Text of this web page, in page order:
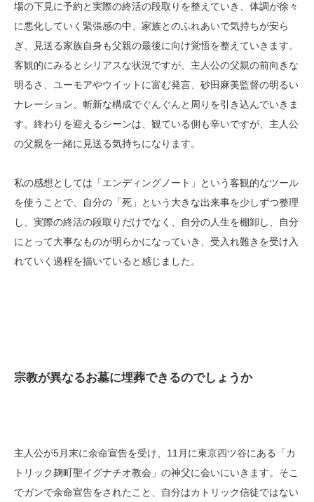
場の下見に予約と実際の終活の段取りを整えていき、体調が徐々
に悪化していく緊張感の中、家族とのふれあいで気持ちが安ら
ぎ、見送る家族自身も父親の最後に向け覚悟を整えていきます。
客観的にみるとシリアスな状況ですが、主人公の父親の前向きな
明るさ、ユーモアやウイットに富む発言、砂田麻美監督の明るい
ナレーション、斬新な構成でぐんぐんと周りを引き込んでいきま
す。終わりを迎えるシーンは、観ている側も辛いですが、主人公
の父親を一緒に見送る気持ちになります。
私の感想としては「エンディングノート」という客観的なツール
を使うことで、自分の「死」という大きな出来事を少しずつ整理
し、実際の終活の段取りだけでなく、自分の人生を棚卸し、自分
にとって大事なものが明らかになっていき、受入れ難きを受け入
れていく過程を描いていると感じました。
宗教が異なるお墓に埋葬できるのでしょうか
主人公が5月末に余命宣告を受け、11月に東京四ツ谷にある「カ
トリック麹町聖イグナチオ教会」の神父に会いにいきます。そこ
でガンで余命宣告をされたこと、自分はカトリック信徒ではない